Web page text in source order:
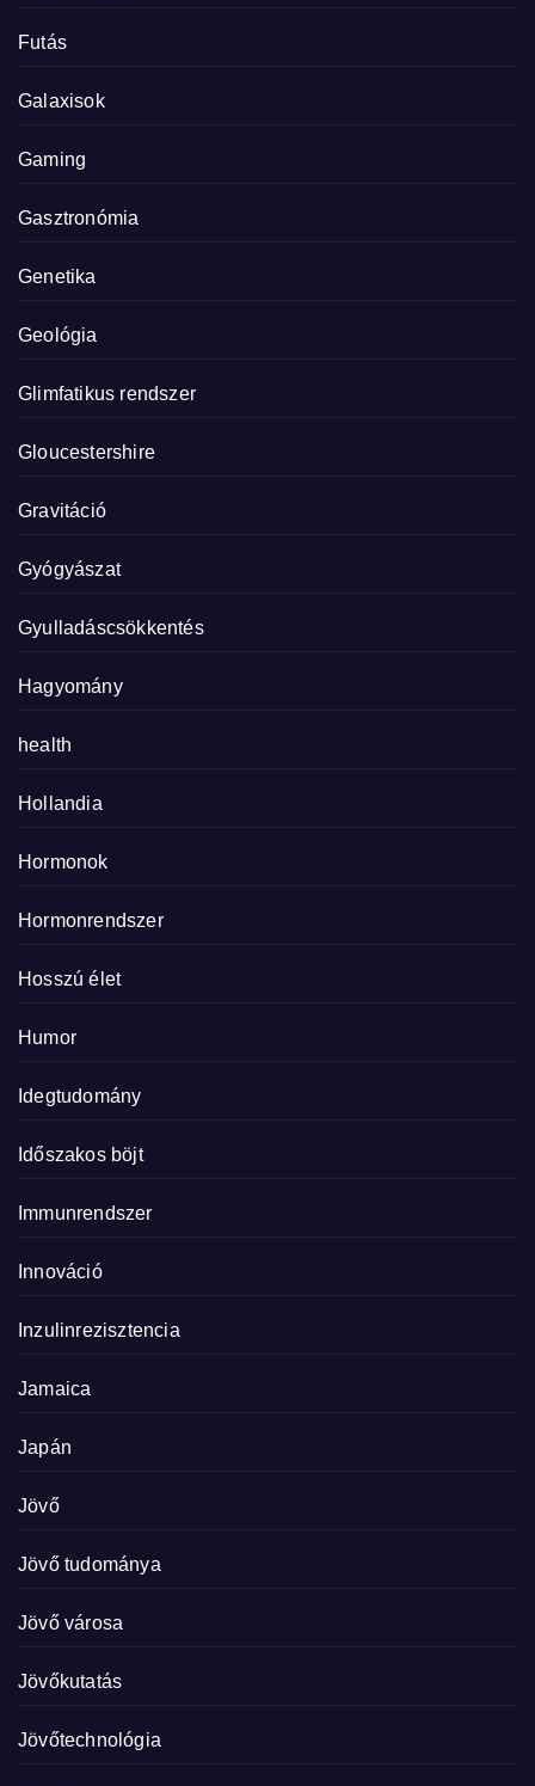
Futás
Galaxisok
Gaming
Gasztronómia
Genetika
Geológia
Glimfatikus rendszer
Gloucestershire
Gravitáció
Gyógyászat
Gyulladáscsökkentés
Hagyomány
health
Hollandia
Hormonok
Hormonrendszer
Hosszú élet
Humor
Idegtudomány
Időszakos böjt
Immunrendszer
Innováció
Inzulinrezisztencia
Jamaica
Japán
Jövő
Jövő tudománya
Jövő városa
Jövőkutatás
Jövőtechnológia